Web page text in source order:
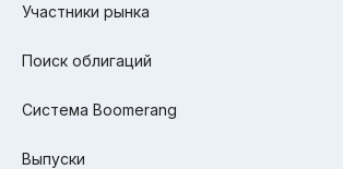
Участники рынка
Поиск облигаций
Система Boomerang
Выпуски